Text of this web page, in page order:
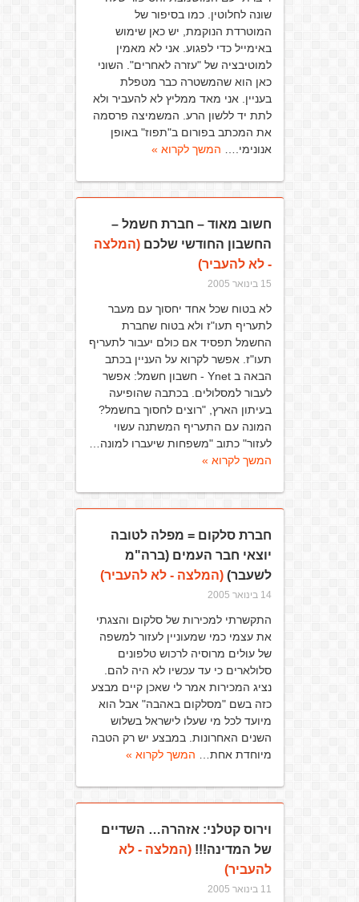
שונה לחלוטין. כמו בסיפור של
המוטרדת הנוקמת, יש כאן שימוש
באימייל כדי לפגוע. אני לא מאמין
למוטיבציה של "עזרה לאחרים". השוני
כאן הוא שהמשטרה כבר מטפלת
בעניין. אני מאד ממליץ לא להעביר ולא
לתת יד ללשון הרע. המשמיצה פרסמה
את המכתב בפורום ב"תפוז" באופן
אנונימי.… המשך לקרוא »
חשוב מאוד – חברת חשמל –
החשבון החודשי שלכם(המלצה
- לא להעביר)
15 בינואר 2005
לא בטוח שכל אחד יחסוך עם מעבר
לתעריף תעו"ז ולא בטוח שחברת
החשמל תפסיד אם כולם יעבור לתעריף
תעו"ז. אפשר לקרוא על העניין בכתב
הבאה ב Ynet - חשבון חשמל: אפשר
לעבור למסלולים. בכתבה שהופיעה
בעיתון הארץ, "רוצים לחסוך בחשמל?
המונה עם התעריף המשתנה עשוי
לעזור" כתוב "משפחות שיעברו למונה…
המשך לקרוא »
חברת סלקום = מפלה לטובה
יוצאי חבר העמים (ברה"מ
לשעבר)(המלצה - לא להעביר)
14 בינואר 2005
התקשרתי למכירות של סלקום והצגתי
את עצמי כמי שמעוניין לעזור למשפה
של עולים מרוסיה לרכוש טלפונים
סלולארים כי עד עכשיו לא היה להם.
נציג המכירות אמר לי שאכן קיים מבצע
כזה בשם "מסלקום באהבה" אבל הוא
מיועד לכל מי שעלו לישראל בשלוש
השנים האחרונות. במבצע יש רק הטבה
מיוחדת אחת… המשך לקרוא »
וירוס קטלני: אזהרה… השדיים
של המדינה!!!(המלצה - לא
להעביר)
11 בינואר 2005